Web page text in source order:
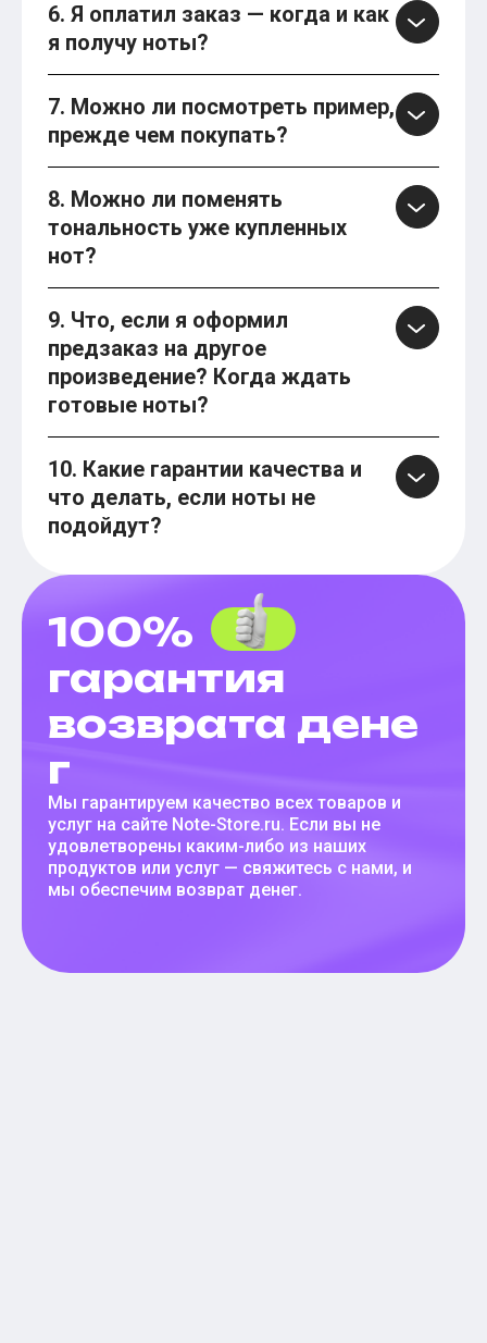
6. Я оплатил заказ — когда и как
я получу ноты?
7. Можно ли посмотреть пример,
прежде чем покупать?
8. Можно ли поменять
тональность уже купленных
нот?
9. Что, если я оформил
предзаказ на другое
произведение? Когда ждать
готовые ноты?
10. Какие гарантии качества и
что делать, если ноты не
подойдут?
100%
гарантия
возврата дене
г
Мы гарантируем качество всех товаров и
услуг на сайте Note-Store.ru. Если вы не
удовлетворены каким-либо из наших
продуктов или услуг — свяжитесь с нами, и
мы обеспечим возврат денег.